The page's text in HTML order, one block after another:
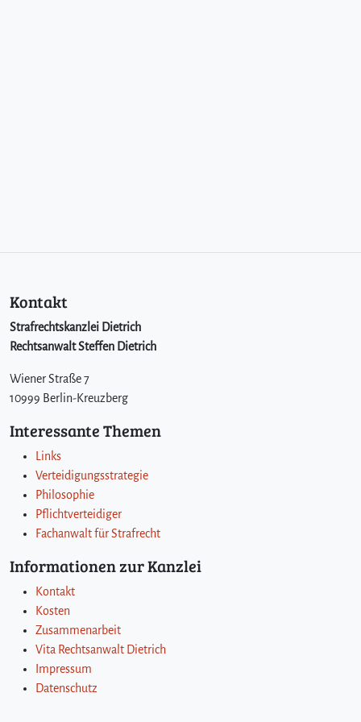
Kontakt
Strafrechtskanzlei Dietrich
Rechtsanwalt Steffen Dietrich
Wiener Straße 7
10999 Berlin-Kreuzberg
Interessante Themen
Links
Verteidigungsstrategie
Philosophie
Pflichtverteidiger
Fachanwalt für Strafrecht
Informationen zur Kanzlei
Kontakt
Kosten
Zusammenarbeit
Vita Rechtsanwalt Dietrich
Impressum
Datenschutz